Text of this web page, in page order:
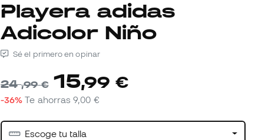
Playera adidas
Adicolor Niño
Sé el primero en opinar
24,99 € 15,99 €
-36% Te ahorras9,00 €
Escoge tu talla